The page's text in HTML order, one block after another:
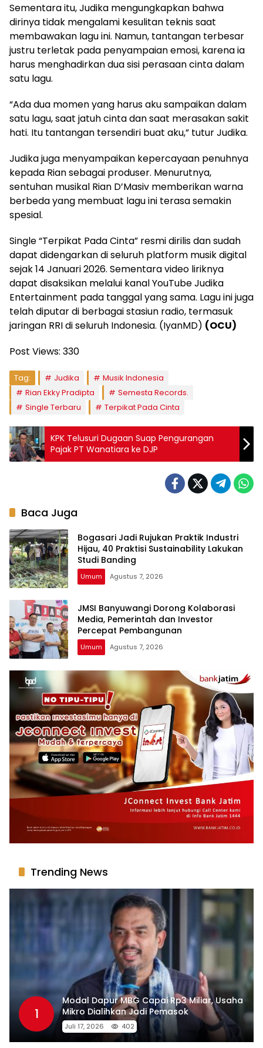
Sementara itu, Judika mengungkapkan bahwa
dirinya tidak mengalami kesulitan teknis saat
membawakan lagu ini. Namun, tantangan terbesar
justru terletak pada penyampaian emosi, karena ia
harus menghadirkan dua sisi perasaan cinta dalam
satu lagu.
“Ada dua momen yang harus aku sampaikan dalam
satu lagu, saat jatuh cinta dan saat merasakan sakit
hati. Itu tantangan tersendiri buat aku,” tutur Judika.
Judika juga menyampaikan kepercayaan penuhnya
kepada Rian sebagai produser. Menurutnya,
sentuhan musikal Rian D’Masiv memberikan warna
berbeda yang membuat lagu ini terasa semakin
spesial.
Single “Terpikat Pada Cinta” resmi dirilis dan sudah
dapat didengarkan di seluruh platform musik digital
sejak 14 Januari 2026. Sementara video liriknya
dapat disaksikan melalui kanal YouTube Judika
Entertainment pada tanggal yang sama. Lagu ini juga
telah diputar di berbagai stasiun radio, termasuk
jaringan RRI di seluruh Indonesia. (IyanMD) (OCU)
Post Views: 330
Tag: Judika
Musik Indonesia
Rian Ekky Pradipta
Semesta Records.
Single Terbaru
Terpikat Pada Cinta
KPK Telusuri Dugaan Suap Pengurangan
Pajak PT Wanatiara ke DJP
Baca Juga
Bogasari Jadi Rujukan Praktik Industri
Hijau, 40 Praktisi Sustainability Lakukan
Studi Banding
Umum Agustus 7, 2026
JMSI Banyuwangi Dorong Kolaborasi
Media, Pemerintah dan Investor
Percepat Pembangunan
Umum Agustus 7, 2026
Trending News
1
Modal Dapur MBG Capai Rp3 Miliar, Usaha
Mikro Dialihkan Jadi Pemasok
Juli 17, 2026 402